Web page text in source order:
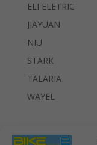
ELI ELETRIC
JIAYUAN
NIU
STARK
TALARIA
WAYEL